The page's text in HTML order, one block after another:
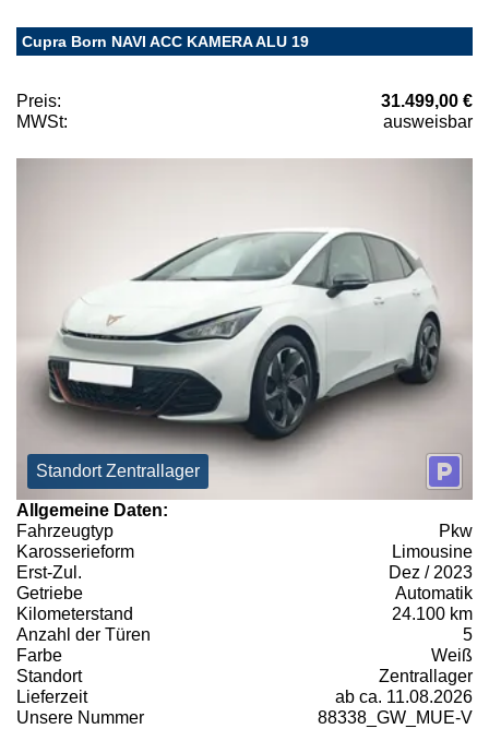
Cupra Born NAVI ACC KAMERA ALU 19
Preis:
31.499,00 €
MWSt:
ausweisbar
Standort Zentrallager
Allgemeine Daten:
Fahrzeugtyp
Pkw
Karosserieform
Limousine
Erst-Zul.
Dez / 2023
Getriebe
Automatik
Kilometerstand
24.100 km
Anzahl der Türen
5
Farbe
Weiß
Standort
Zentrallager
Lieferzeit
ab ca. 11.08.2026
Unsere Nummer
88338_GW_MUE-V